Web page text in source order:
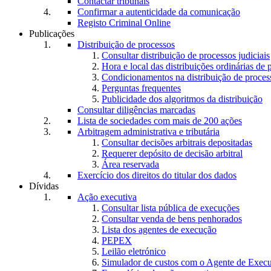
Confirmar a autenticidade da comunicação
Registo Criminal Online
Publicações
Distribuição de processos
Consultar distribuição de processos judiciais
Hora e local das distribuições ordinárias de
Condicionamentos na distribuição de
Perguntas frequentes
Publicidade dos algoritmos da distribuição
Consultar diligências marcadas
Lista de sociedades com mais de 200 ações
Arbitragem administrativa e tributária
Consultar decisões arbitrais depositadas
Requerer depósito de decisão arbitral
Área reservada
Exercício dos direitos do titular dos dados
Dívidas
Ação executiva
Consultar lista pública de execuções
Consultar venda de bens penhorados
Lista dos agentes de execução
PEPEX
Leilão eletrónico
Simulador de custos com o Agente de